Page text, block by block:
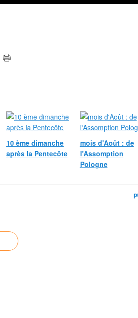
10 ème dimanche
après la Pentecôte
mois d'Août : de
l'Assomption
Pologne